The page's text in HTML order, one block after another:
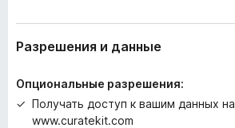
е
т
Разрешения и данные
Опциональные разрешения:
Получать доступ к вашим данных на
www.curatekit.com